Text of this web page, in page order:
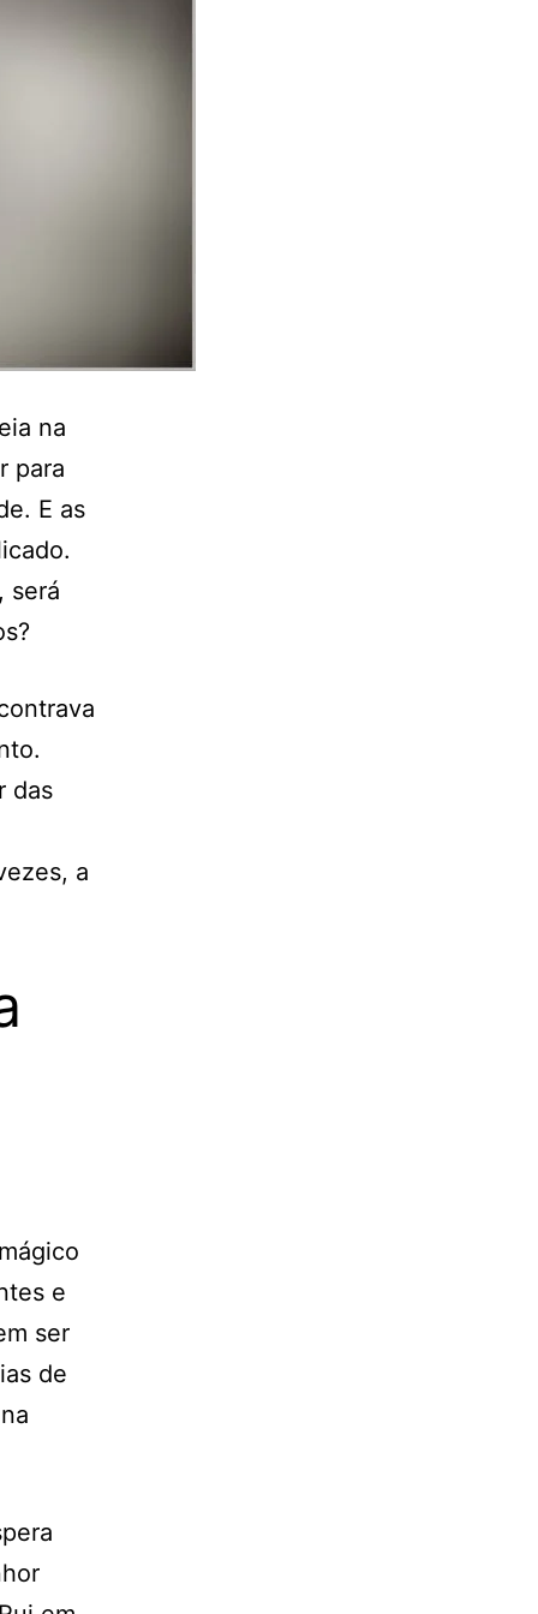
na
para
E as
será
das
a
e
ser
de